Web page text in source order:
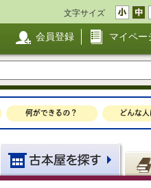
文字サイズ
会員登録 マイペー